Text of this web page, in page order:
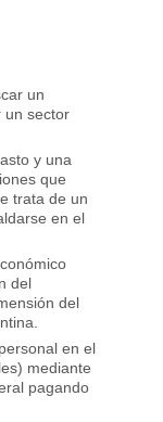
un
un sector
y una
que
trata de un
en el
del
del
en el
mediante
pagando